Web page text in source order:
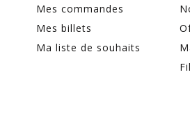
Mes commandes
Mes billets
Ma liste de souhaits